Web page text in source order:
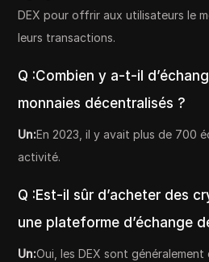
DEX pour offrir aux utilisateurs le
leurs transactions.
Q :Combien y a-t-il
monnaies décentralisés ?
Un:En 2023, il y avait plus de 700
activité.
Q :Est-il sûr d’acheter des
une plateforme d’échange
Un:Oui, les DEX sont